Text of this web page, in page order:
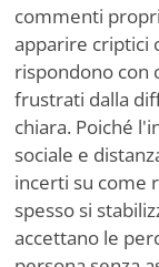
commenti
apparire criptici
rispondono con
frustrati dalla
chiara. Poiché
sociale e
incerti su come
spesso si
accettano le